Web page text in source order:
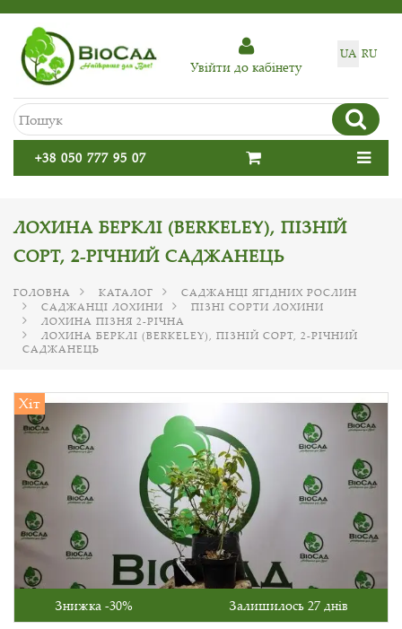
UA RU
Увiйти до кабiнету
+38 050 777 95 07
ЛОХИНА БЕРКЛІ (BERKELEY), ПІЗНІЙ
СОРТ, 2-РІЧНИЙ САДЖАНЕЦЬ
ГОЛОВНА КАТАЛОГ
САДЖАНЦІ ЯГІДНИХ РОСЛИН
САДЖАНЦІ ЛОХИНИ
ПІЗНІ СОРТИ ЛОХИНИ
ЛОХИНА ПІЗНЯ 2-РІЧНА
ЛОХИНА БЕРКЛІ (BERKELEY), ПІЗНІЙ СОРТ, 2-РІЧНИЙ
САДЖАНЕЦЬ
Хіт
Знижка -30% Залишилось 27 днів